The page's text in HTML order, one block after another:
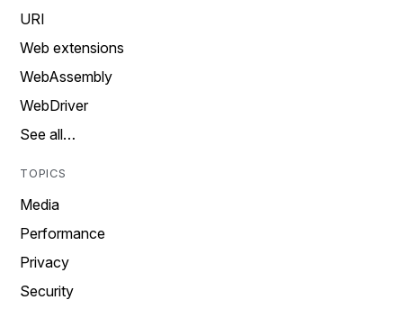
URI
Web extensions
WebAssembly
WebDriver
See all…
TOPICS
Media
Performance
Privacy
Security